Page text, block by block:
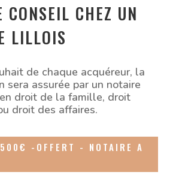
CONSEIL CHEZ UN
LILLOIS
de chaque acquéreur, la
sera assurée par un notaire
droit de la famille, droit
droit des affaires.
-OFFERT - NOTAIRE A